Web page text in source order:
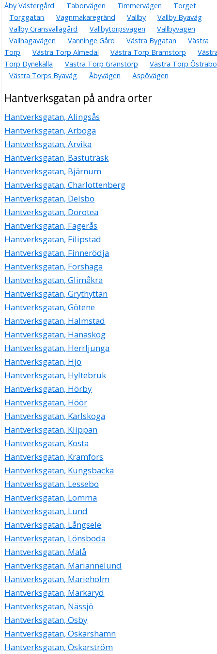
Åby Västergård Taborvägen Timmervägen
Torget
Torggatan
Vagnmakaregränd Vallby
Vallby Byaväg
Vallby Gränsvallagård
Vallbytorpsvägen
Vallbyvägen
Vallhagavägen
Vanninge Gård Västra Bygatan
Västra
Torp
Västra Torp Almedal Västra Torp Bramstorp
Torp Dynekälla
Västra Torp Gränstorp
Västra Torp Östrabo
Västra Torps Byaväg
Åbyvägen Äspövägen
Hantverksgatan på andra orter
Hantverksgatan, Alingsås
Hantverksgatan, Arboga
Hantverksgatan, Arvika
Hantverksgatan, Bastuträsk
Hantverksgatan, Bjärnum
Hantverksgatan, Charlottenberg
Hantverksgatan, Delsbo
Hantverksgatan, Dorotea
Hantverksgatan, Fagerås
Hantverksgatan, Filipstad
Hantverksgatan, Finnerödja
Hantverksgatan, Forshaga
Hantverksgatan, Glimåkra
Hantverksgatan, Grythyttan
Hantverksgatan, Götene
Hantverksgatan, Halmstad
Hantverksgatan, Hanaskog
Hantverksgatan, Herrljunga
Hantverksgatan, Hjo
Hantverksgatan, Hyltebruk
Hantverksgatan, Hörby
Hantverksgatan, Höör
Hantverksgatan, Karlskoga
Hantverksgatan, Klippan
Hantverksgatan, Kosta
Hantverksgatan, Kramfors
Hantverksgatan, Kungsbacka
Hantverksgatan, Lessebo
Hantverksgatan, Lomma
Hantverksgatan, Lund
Hantverksgatan, Långsele
Hantverksgatan, Lönsboda
Hantverksgatan, Malå
Hantverksgatan, Mariannelund
Hantverksgatan, Marieholm
Hantverksgatan, Markaryd
Hantverksgatan, Nässjö
Hantverksgatan, Osby
Hantverksgatan, Oskarshamn
Hantverksgatan, Oskarström